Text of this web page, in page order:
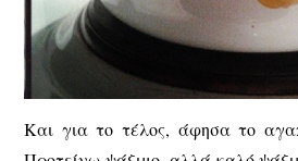
Και για το τέλος, άφησα το